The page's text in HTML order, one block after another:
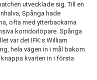
utvecklade sig. Till en
Spånga hade
ofta med ytterbackarna
korridorlöpare. Spånga
var det IFK:s William
hela vägen in i mål bakom
kvarten in i första